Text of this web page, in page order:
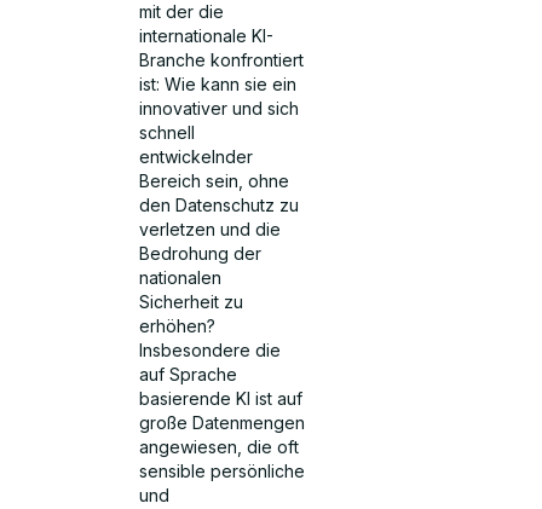
mit der die
internationale KI-
Branche konfrontiert
ist: Wie kann sie ein
innovativer und sich
schnell
entwickelnder
Bereich sein, ohne
den Datenschutz zu
verletzen und die
Bedrohung der
nationalen
Sicherheit zu
erhöhen?
Insbesondere die
auf Sprache
basierende KI ist auf
große Datenmengen
angewiesen, die oft
sensible persönliche
und